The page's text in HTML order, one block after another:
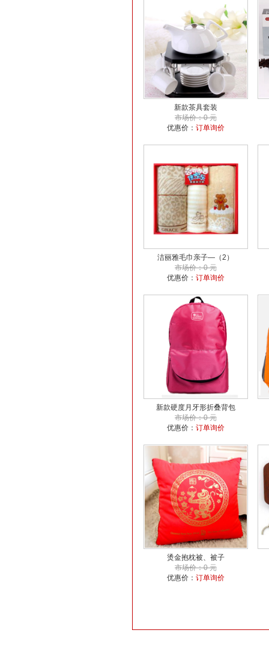
新款茶具套装
市场价：0 元
优惠价： 订单询价
洁丽雅毛巾亲子—（2）
市场价：0 元
优惠价： 订单询价
新款硬度月牙形折叠背包
市场价：0 元
优惠价： 订单询价
烫金抱枕被、被子
市场价：0 元
优惠价： 订单询价